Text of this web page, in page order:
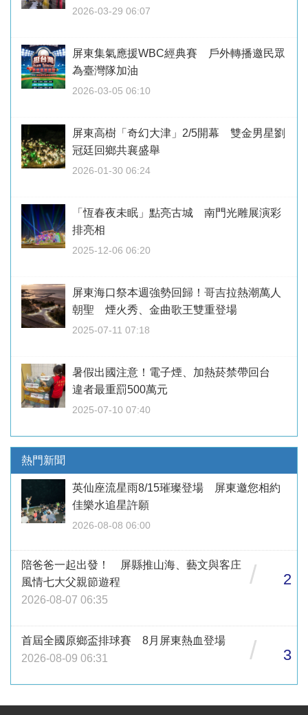
2026-03-29 06:07
屏東集氣應援WBC經典賽 戶外轉播邀民眾
為臺灣隊加油
2026-03-05 06:10
屏東高樹「奇幻大津」2/5開幕 雙金男星劉
冠廷回鄉共襄盛舉
2026-01-30 06:24
「恆春夜未眠」點亮古城 南門光雕展演彩
排亮相
2025-12-06 06:20
屏東海口祭本週強勢回歸！哥吉拉熱潮萬人
朝聖 煙火秀、金曲歌王雙重登場
2025-07-11 07:18
暑假出國注意！電子煙、加熱菸禁帶回台
違者最重罰500萬元
2025-07-10 07:40
熱門新聞
英仙座流星雨8/15璀璨登場 屏東邀您相約
佳樂水追星許願
2026-08-08 06:00
陪爸爸一起出發！ 屏縣推山海、藝文與客庄
風情七大父親節遊程
2026-08-07 06:35
/ 2
首屆全國原鄉盃排球賽 8月屏東熱血登場
2026-08-09 06:31
/ 3